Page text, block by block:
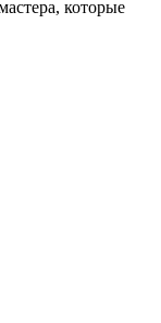
которые